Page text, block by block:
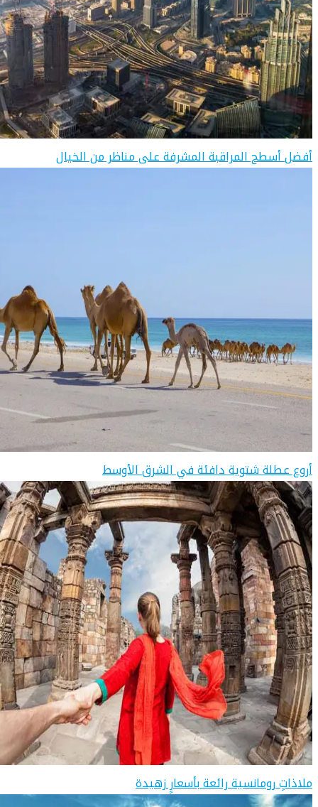
أفضل أسطح المراقبة المشرفة على مناظر من الخيال
أروع عطلة شتوية دافئة في الشرق الأوسط
ملاذاتٍ رومانسية رائعة بأسعارٍ زهيدة